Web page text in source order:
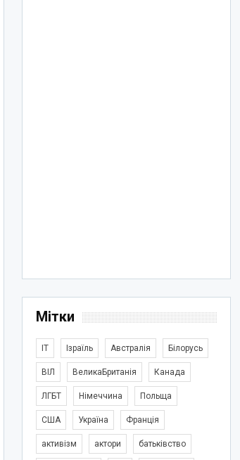
Мітки
IT Ізраїль Австралія Білорусь
ВІЛ ВеликаБританія Канада
ЛГБТ Німеччина Польща
США Україна Франція
активізм актори батьківство